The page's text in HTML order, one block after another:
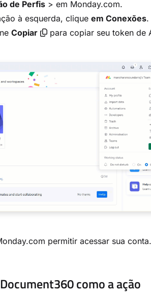
de Perfis > em Monday.com.
à esquerda, clique em Conexões.
Copiar
para copiar seu token de
permitir acessar sua
como a ação